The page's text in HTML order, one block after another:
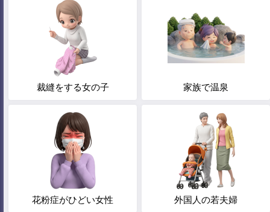
裁縫をする女の子 家族で温泉
花粉症がひどい女性 外国人の若夫婦